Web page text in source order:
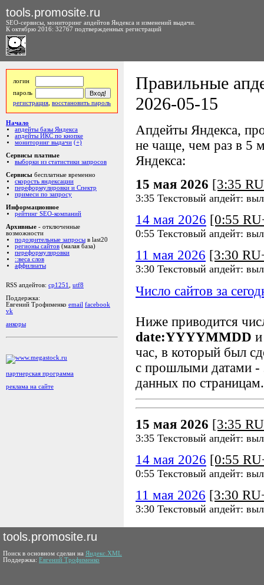
tools.promosite.ru
SEO-сервисы, мониторинг апдейтов Яндекса и изменений выдачи.
К октябрю 2016: 32767 подтвержденных регистраций
логин
пароль
регистрация восстановить пароль
Начало
апдейты базы Яндекса
апдейты ИКС по кнопке
мониторинг выдачи (+)
Сервисы платные
выборки из статистики запросов
Сервисы бесплатные временно
скорость яндексации
переформулировки и Спектр
примеси по запросу
Информационное
рейтинг SEO-компаний
Архивные - отключенные
возможности
подозрительные запросы в last20
регионы сайтов (малая база)
переформулировки
::веса слов
аффилиаты
RSS апдейтов: cp1251
utf8
Поддержка:
Евгений Трофименко email facebook
vk
анкоры
партнерская программа
реклама на сайте
Правильные
2026-05-15
Апдейты Яндекса,
не чаще, чем раз в 5
Яндекса:
15 мая 2026 [3:35
3:35 Текстовый апдейт:
14 мая 2026 [0:55
0:55 Текстовый апдейт:
11 мая 2026 [3:30
3:30 Текстовый апдейт:
Число сайтов за
Ниже приводится
date:YYYYMMDD
час, в который был
с прошлыми датами -
данных по страницам.
15 мая 2026 [3:35
3:35 Текстовый апдейт:
14 мая 2026 [0:55
0:55 Текстовый апдейт:
11 мая 2026 [3:30
3:30 Текстовый апдейт:
tools.promosite.ru
Поиск в основном сделан на Яндекс.XML
Поддержка: Евгений Трофименко